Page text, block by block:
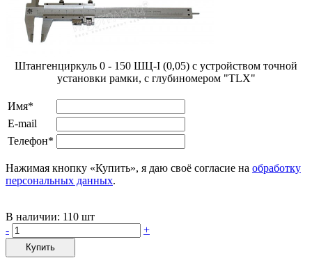
Штангенциркуль 0 - 150 ШЦ-I (0,05) с устройством точной
установки рамки, с глубиномером "TLX"
Имя*
E-mail
Телефон*
Нажимая кнопку «Купить», я даю своё согласие на обработку
персональных данных.
В наличии: 110 шт
-
+
Купить